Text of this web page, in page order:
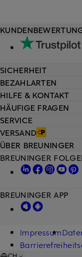
HILFE & KONTAKT
HÄUFIGE FRAGEN
SERVICE
VERSAND
SICHERHEIT
BEZAHLARTEN
ÜBER BREUNINGER
BREUNINGER
BREUNINGER APP
Impressum